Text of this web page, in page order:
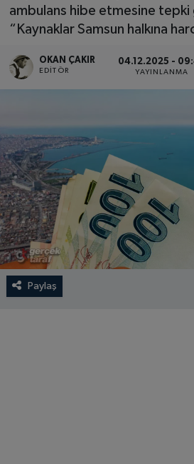
ambulans hibe etmesine
“Kaynaklar Samsun halkına
OKAN ÇAKIR
EDITÖR
04.12.2025 -
YAYINLANMA
Paylaş
SAĞLIK
TEKNOLOJİ
YAŞAM
YEMEK
Son Dakika Haberleri